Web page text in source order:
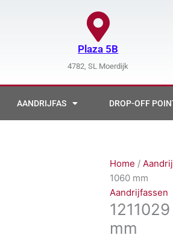
Plaza 5B
4782, SL Moerdijk
AANDRIJFAS DROP-OFF
Home /
1060 mm
Aandrijfassen
mm